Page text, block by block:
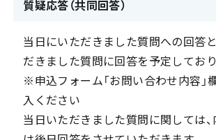
質疑応答（共同回答）
当日にいただきました質問への回答
だきました質問に回答を予定しており
※申込フォーム「お問い合わせ内容」
入ください
当日いただきました質問に関しては